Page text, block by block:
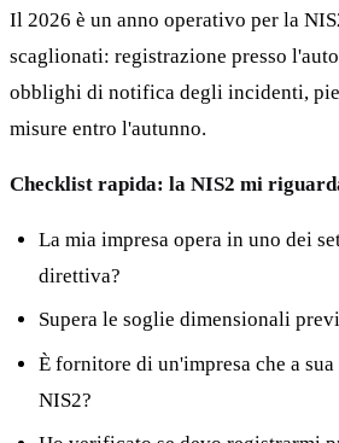
Il 2026 è un anno operativo per la
scaglionati: registrazione presso
obblighi di notifica degli incidenti,
misure entro l'autunno.
Checklist rapida: la NIS2 mi
La mia impresa opera in uno dei
direttiva?
Supera le soglie dimensionali
È fornitore di un'impresa che a
NIS2?